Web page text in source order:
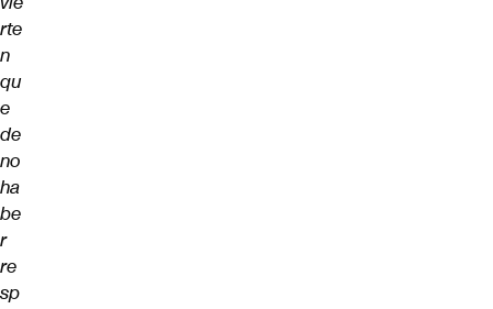
rte
n
qu
e
de
no
ha
be
r
re
sp